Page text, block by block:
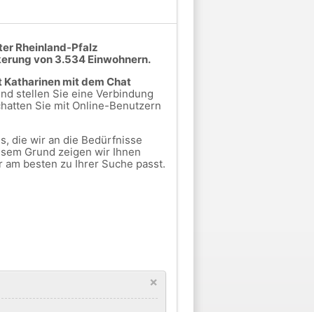
Rheinland-Pfalz
von 3.534 Einwohnern.
mit dem Chat
stellen Sie eine Verbindung
Sie mit Online-Benutzern
die wir an die Bedürfnisse
Grund zeigen wir Ihnen
besten zu Ihrer Suche passt.
×